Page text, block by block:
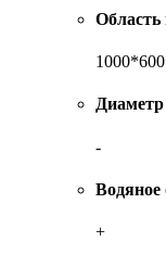
Область
-
Водяное
+